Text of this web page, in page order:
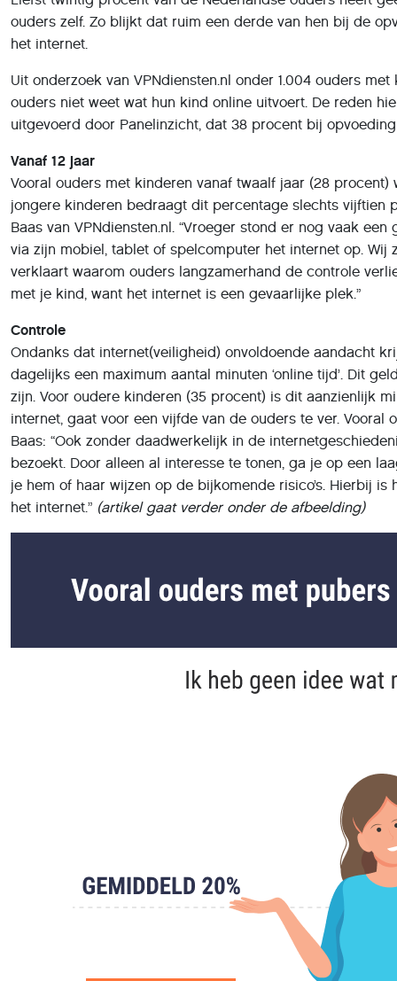
ouders zelf. Zo blijkt dat ruim een derde van hen bij de
het internet.
Uit onderzoek van VPNdiensten.nl onder 1.004 ouders
ouders niet weet wat hun kind online uitvoert. De reden
uitgevoerd door Panelinzicht, dat 38 procent bij
Vanaf 12 jaar
Vooral ouders met kinderen vanaf twaalf jaar (28
jongere kinderen bedraagt dit percentage slechts vijftien
Baas van VPNdiensten.nl. “Vroeger stond er nog vaak
via zijn mobiel, tablet of spelcomputer het internet op.
verklaart waarom ouders langzamerhand de controle
met je kind, want het internet is een gevaarlijke plek.”
Controle
Ondanks dat internet(veiligheid) onvoldoende aandacht
dagelijks een maximum aantal minuten ‘online tijd’. Dit
zijn. Voor oudere kinderen (35 procent) is dit aanzienlijk
internet, gaat voor een vijfde van de ouders te ver.
Baas: “Ook zonder daadwerkelijk in de
bezoekt. Door alleen al interesse te tonen, ga je op een
je hem of haar wijzen op de bijkomende risico’s. Hierbij
het internet.” (artikel gaat verder onder de afbeelding)